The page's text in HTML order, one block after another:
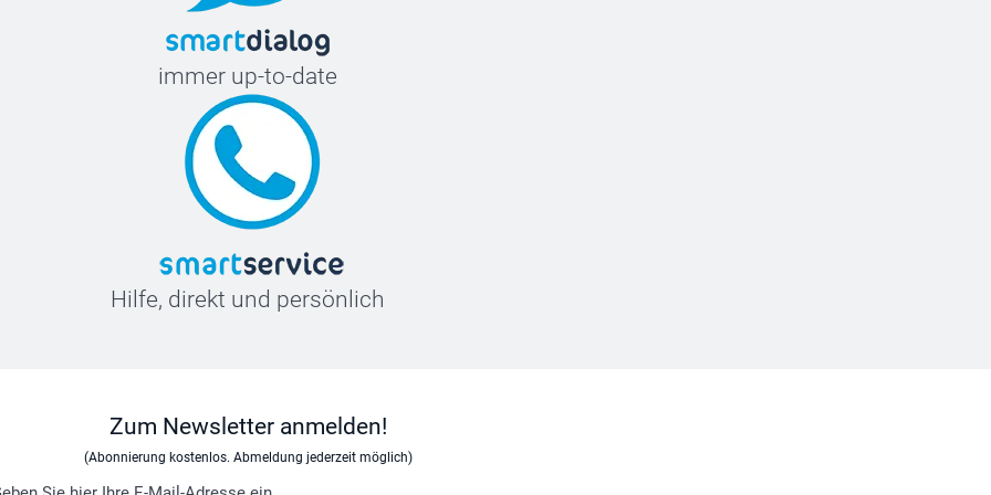
immer up-to-date
Hilfe, direkt und persönlich
Zum Newsletter anmelden!
(Abonnierung kostenlos. Abmeldung jederzeit möglich)